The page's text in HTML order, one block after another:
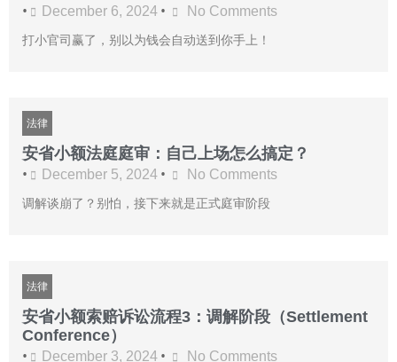
• December 6, 2024 • No Comments
打小官司赢了，别以为钱会自动送到你手上！
法律
安省小额法庭庭审：自己上场怎么搞定？
• December 5, 2024 • No Comments
调解谈崩了？别怕，接下来就是正式庭审阶段
法律
安省小额索赔诉讼流程3：调解阶段（Settlement
Conference）
• December 3, 2024 • No Comments